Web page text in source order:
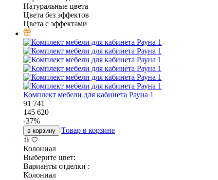
Натуральные цвета
Цвета без эффектов
Цвета с эффектами
Комплект мебели для кабинета Рауна 1
91 741
145 620
-37%
в корзину Товар в корзине
Колониал
Выберите цвет:
Варианты отделки :
Колониал